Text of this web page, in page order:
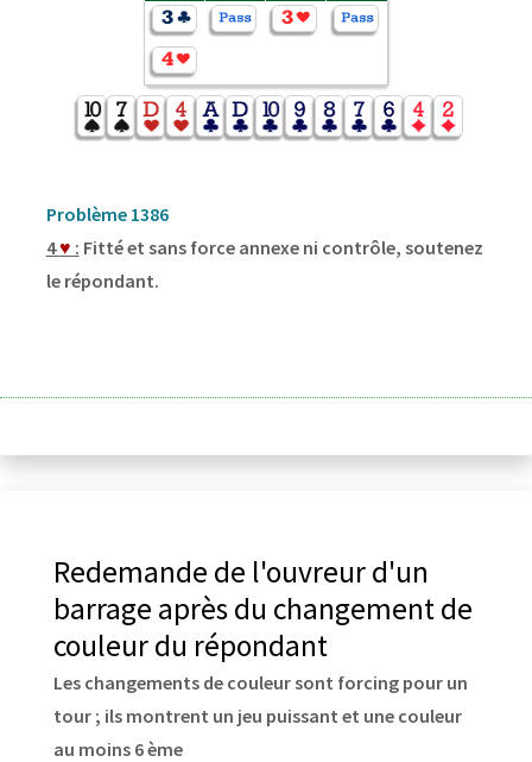
Problème 1386
4♥ : Fitté et sans force annexe ni contrôle, soutenez
le répondant.
Redemande de l'ouvreur d'un
barrage après du changement de
couleur du répondant
Les changements de couleur sont forcing pour un
tour ; ils montrent un jeu puissant et une couleur
au moins 6 ème